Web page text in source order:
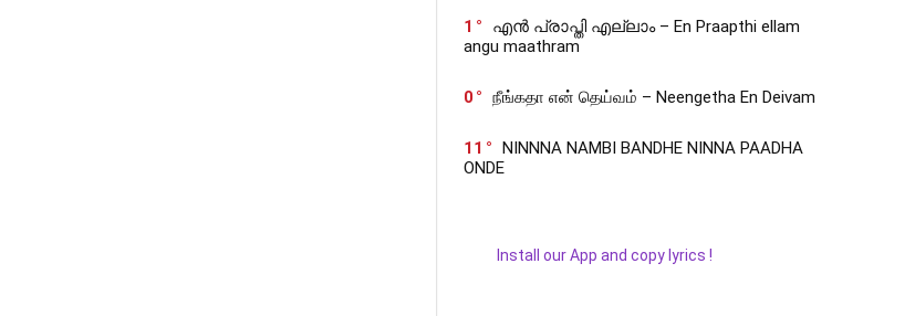
1
എൻ പ്രാപ്തി എല്ലാം – En Praapthi ellam
angu maathram
0 நீங்கதா என் தெய்வம் – Neengetha En Deivam
11
NINNNA NAMBI BANDHE NINNA PAADHA
ONDE
Install our App and copy lyrics !